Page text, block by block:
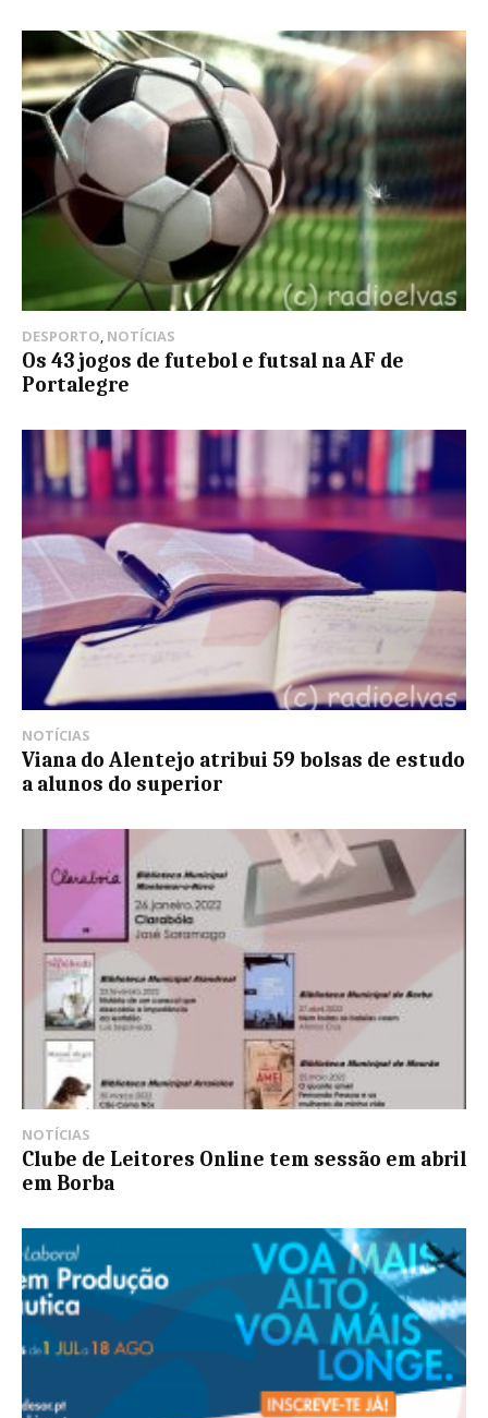
DESPORTO, NOTÍCIAS
Os 43 jogos de futebol e futsal na AF de
Portalegre
NOTÍCIAS
Viana do Alentejo atribui 59 bolsas de estudo
a alunos do superior
NOTÍCIAS
Clube de Leitores Online tem sessão em abril
em Borba